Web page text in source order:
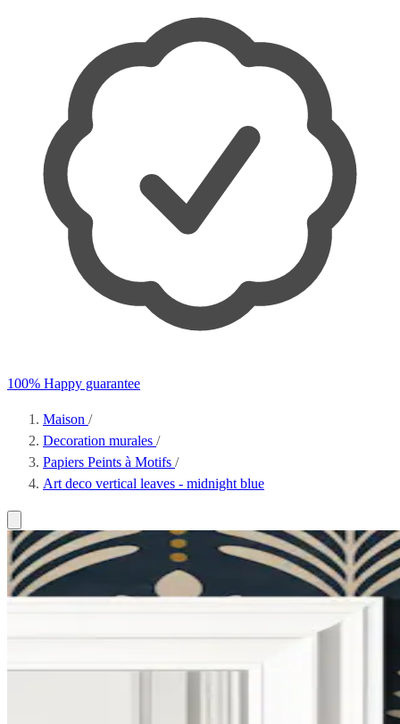
100% Happy guarantee
Maison /
Decoration murales /
Papiers Peints à Motifs /
Art deco vertical leaves - midnight blue